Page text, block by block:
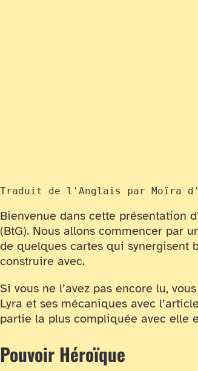
Traduit de l'Anglais par Moïra
Bienvenue dans cette présentation
(BtG). Nous allons commencer par
de quelques cartes qui synergisent
construire avec.
Si vous ne l’avez pas encore lu,
Lyra et ses mécaniques avec
partie la plus compliquée avec elle
Pouvoir Héroïque